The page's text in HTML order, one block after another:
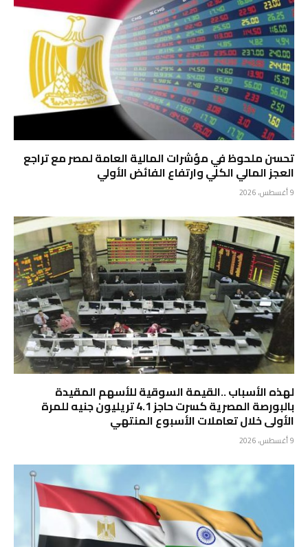
تحسن ملحوظ في مؤشرات المالية العامة لمصر مع تراجع
العجز المالي الكلي وارتفاع الفائض الأولي
9 أغسطس، 2026
لهذه الأسباب ..القيمة السوقية للأسهم المقيدة
بالبورصة المصرية كسرت حاجز 4.1 تريليون جنيه للمرة
الأولى خلال تعاملات الأسبوع المنتهي
9 أغسطس، 2026